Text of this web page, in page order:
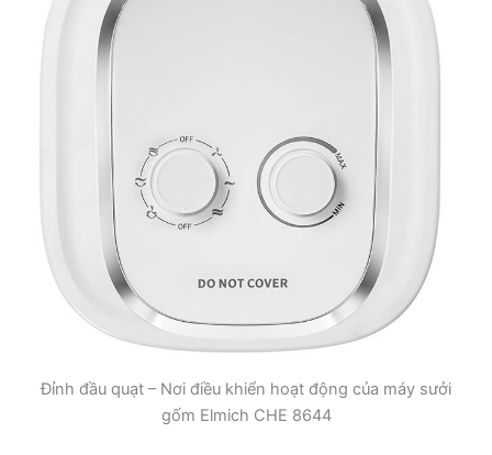
Đỉnh đầu quạt – Nơi điều khiển hoạt động của máy sưởi
gốm Elmich CHE 8644